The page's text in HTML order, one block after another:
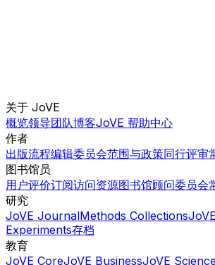
关于 JoVE
概览领导团队博客JoVE 帮助中心
作者
出版流程编辑委员会范围与政策同行评审
图书馆员
用户评价订阅访问资源图书馆顾问委员会
研究
JoVE JournalMethods Collections
Experiments存档
教育
JoVE CoreJoVE BusinessJoVE